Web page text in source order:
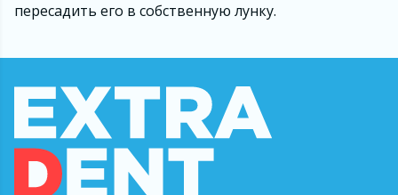
пересадить его в собственную лунку.